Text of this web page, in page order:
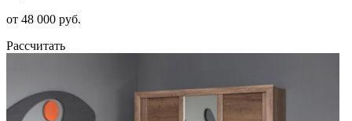
от 48 000 руб.
Рассчитать